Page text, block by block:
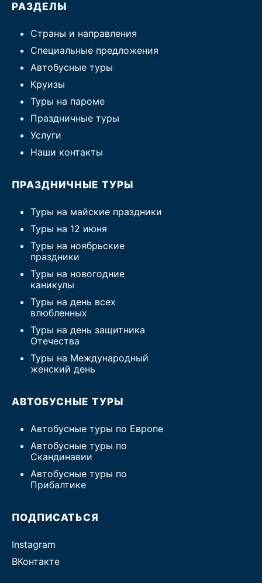
РАЗДЕЛЫ
Страны и направления
Специальные предложения
Автобусные туры
Круизы
Туры на пароме
Праздничные туры
Услуги
Наши контакты
ПРАЗДНИЧНЫЕ ТУРЫ
Туры на майские праздники
Туры на 12 июня
Туры на ноябрьские
праздники
Туры на новогодние
каникулы
Туры на день всех
влюбленных
Туры на день защитника
Отечества
Туры на Международный
женский день
АВТОБУСНЫЕ ТУРЫ
Автобусные туры по Европе
Автобусные туры по
Скандинавии
Автобусные туры по
Прибалтике
ПОДПИСАТЬСЯ
Instagram
ВКонтакте